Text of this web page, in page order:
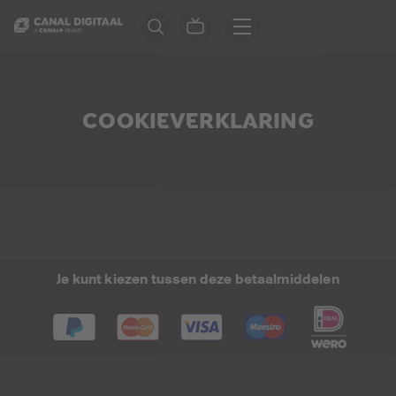
COOKIEVERKLARING
Je kunt kiezen tussen deze betaalmiddelen